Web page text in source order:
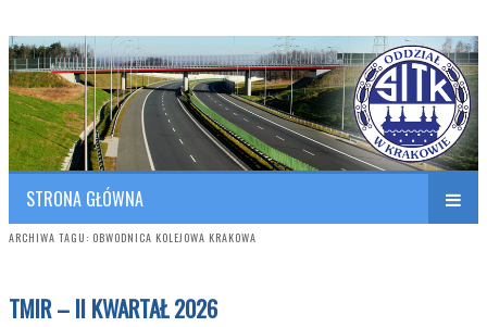
SITK RP Oddział w KRAKOWIE
Polish Association of Engineers & Technicians of Transportation
STRONA GŁÓWNA
ARCHIWA TAGU: OBWODNICA KOLEJOWA KRAKOWA
TMIR – II KWARTAŁ 2026